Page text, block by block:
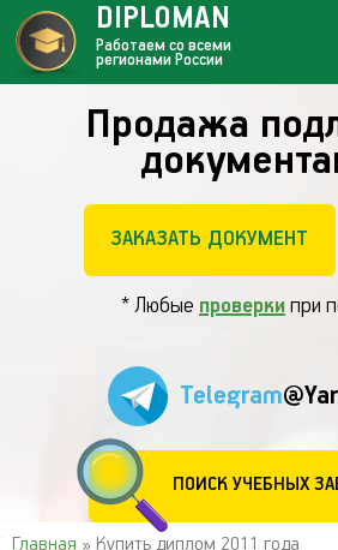
Продажа
ЗАКАЗАТЬ ДОКУМЕНТ
* Любые проверки при
Telegram
ПОИСК УЧЕБНЫХ
DIPLOMAN
Работаем со всеми
регионами России
Главная » Купить диплом 2011 года